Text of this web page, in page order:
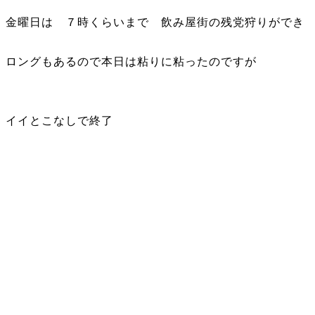
金曜日は ７時くらいまで 飲み屋街の残党狩りができ
ロングもあるので本日は粘りに粘ったのですが
イイとこなしで終了